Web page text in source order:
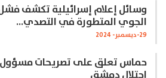
وسائل إعلام إسرائيلية تكشف
الجوي المتطورة في التصدي…
29-ديسمبر- 2024
حماس تعلق على تصريحات مسؤول